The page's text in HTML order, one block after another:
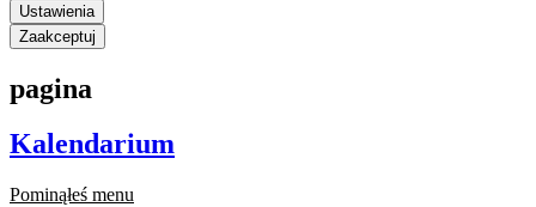
Ustawienia
Zaakceptuj
pagina
Kalendarium
Pominąłeś menu